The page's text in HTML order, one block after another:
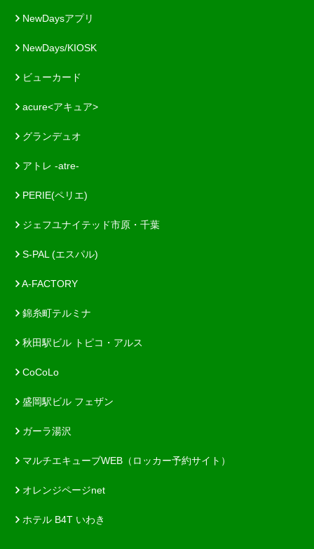
NewDaysアプリ
NewDays/KIOSK
ビューカード
acure<アキュア>
グランデュオ
アトレ -atre-
PERIE(ペリエ)
ジェフユナイテッド市原・千葉
S-PAL (エスパル)
A-FACTORY
錦糸町テルミナ
秋田駅ビル トピコ・アルス
CoCoLo
盛岡駅ビル フェザン
ガーラ湯沢
マルチエキューブWEB（ロッカー予約サイト）
オレンジページnet
ホテル B4T いわき